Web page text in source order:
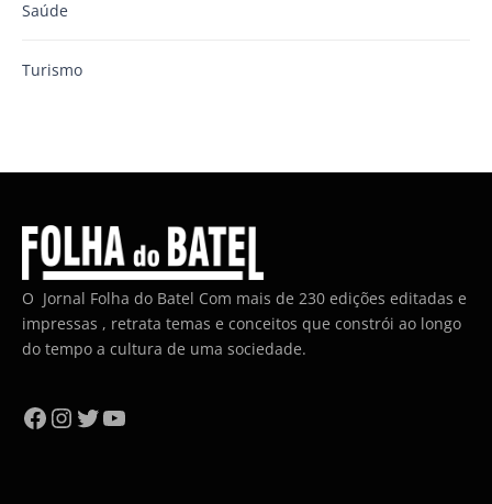
Saúde
Turismo
O Jornal Folha do Batel Com mais de 230 edições editadas e
impressas , retrata temas e conceitos que constrói ao longo
do tempo a cultura de uma sociedade.
Facebook
Instagram
Twitter
YouTube